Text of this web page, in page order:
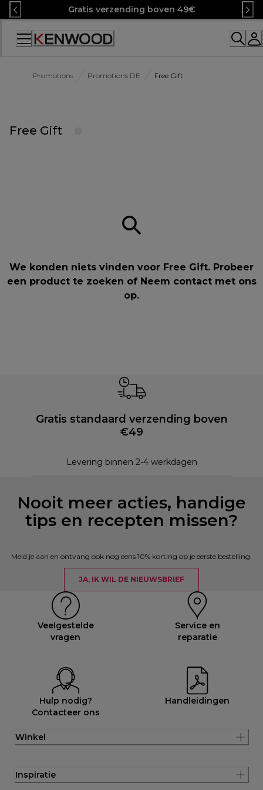
Skip
to
Content
Gratis verzending boven 49€
Accessibility
Promotions Promotions DE Free Gift
Free Gift
We konden niets vinden voor Free Gift. Probeer
een product te zoeken of Neem contact met ons
op.
Gratis standaard verzending boven
€49
Levering binnen 2-4 werkdagen
Nooit meer acties, handige
tips en recepten missen?
Meld je aan en ontvang ook nog eens 10% korting op je eerste bestelling.
JA, IK WIL DE NIEUWSBRIEF
Veelgestelde
vragen
Service en
reparatie
Hulp nodig?
Contacteer ons
Handleidingen
Winkel
Inspiratie